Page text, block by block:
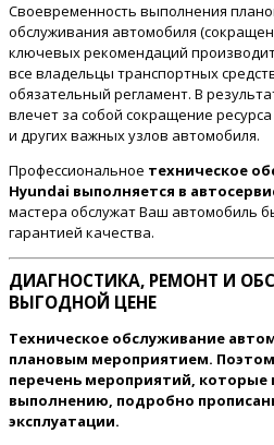
Своевременность выполнения
обслуживания автомобиля
ключевых рекомендаций
все владельцы транспортных
обязательный регламент. В
влечет за собой сокращение
и других важных узлов автомобиля.
Профессиональное техническое
Hyundai выполняется в
мастера обслужат Ваш автомобиль
гарантией качества.
ДИАГНОСТИКА, РЕМОНТ И
ВЫГОДНОЙ ЦЕНЕ
Техническое обслуживание
плановым мероприятием.
перечень мероприятий,
выполнению, подробно
эксплуатации.